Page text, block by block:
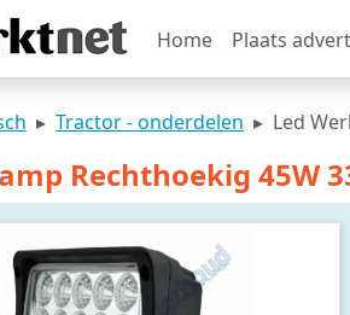
Home Plaats
Tractor - onderdelen Led
Rechthoekig 45W